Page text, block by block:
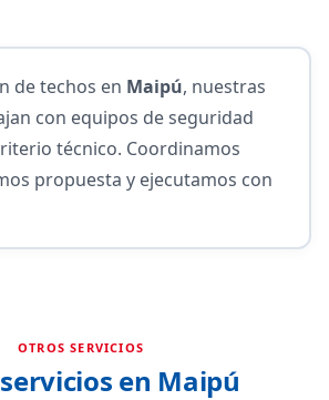
de techos en Maipú, nuestras
con equipos de seguridad
técnico. Coordinamos
propuesta y ejecutamos con
OTROS SERVICIOS
en Maipú